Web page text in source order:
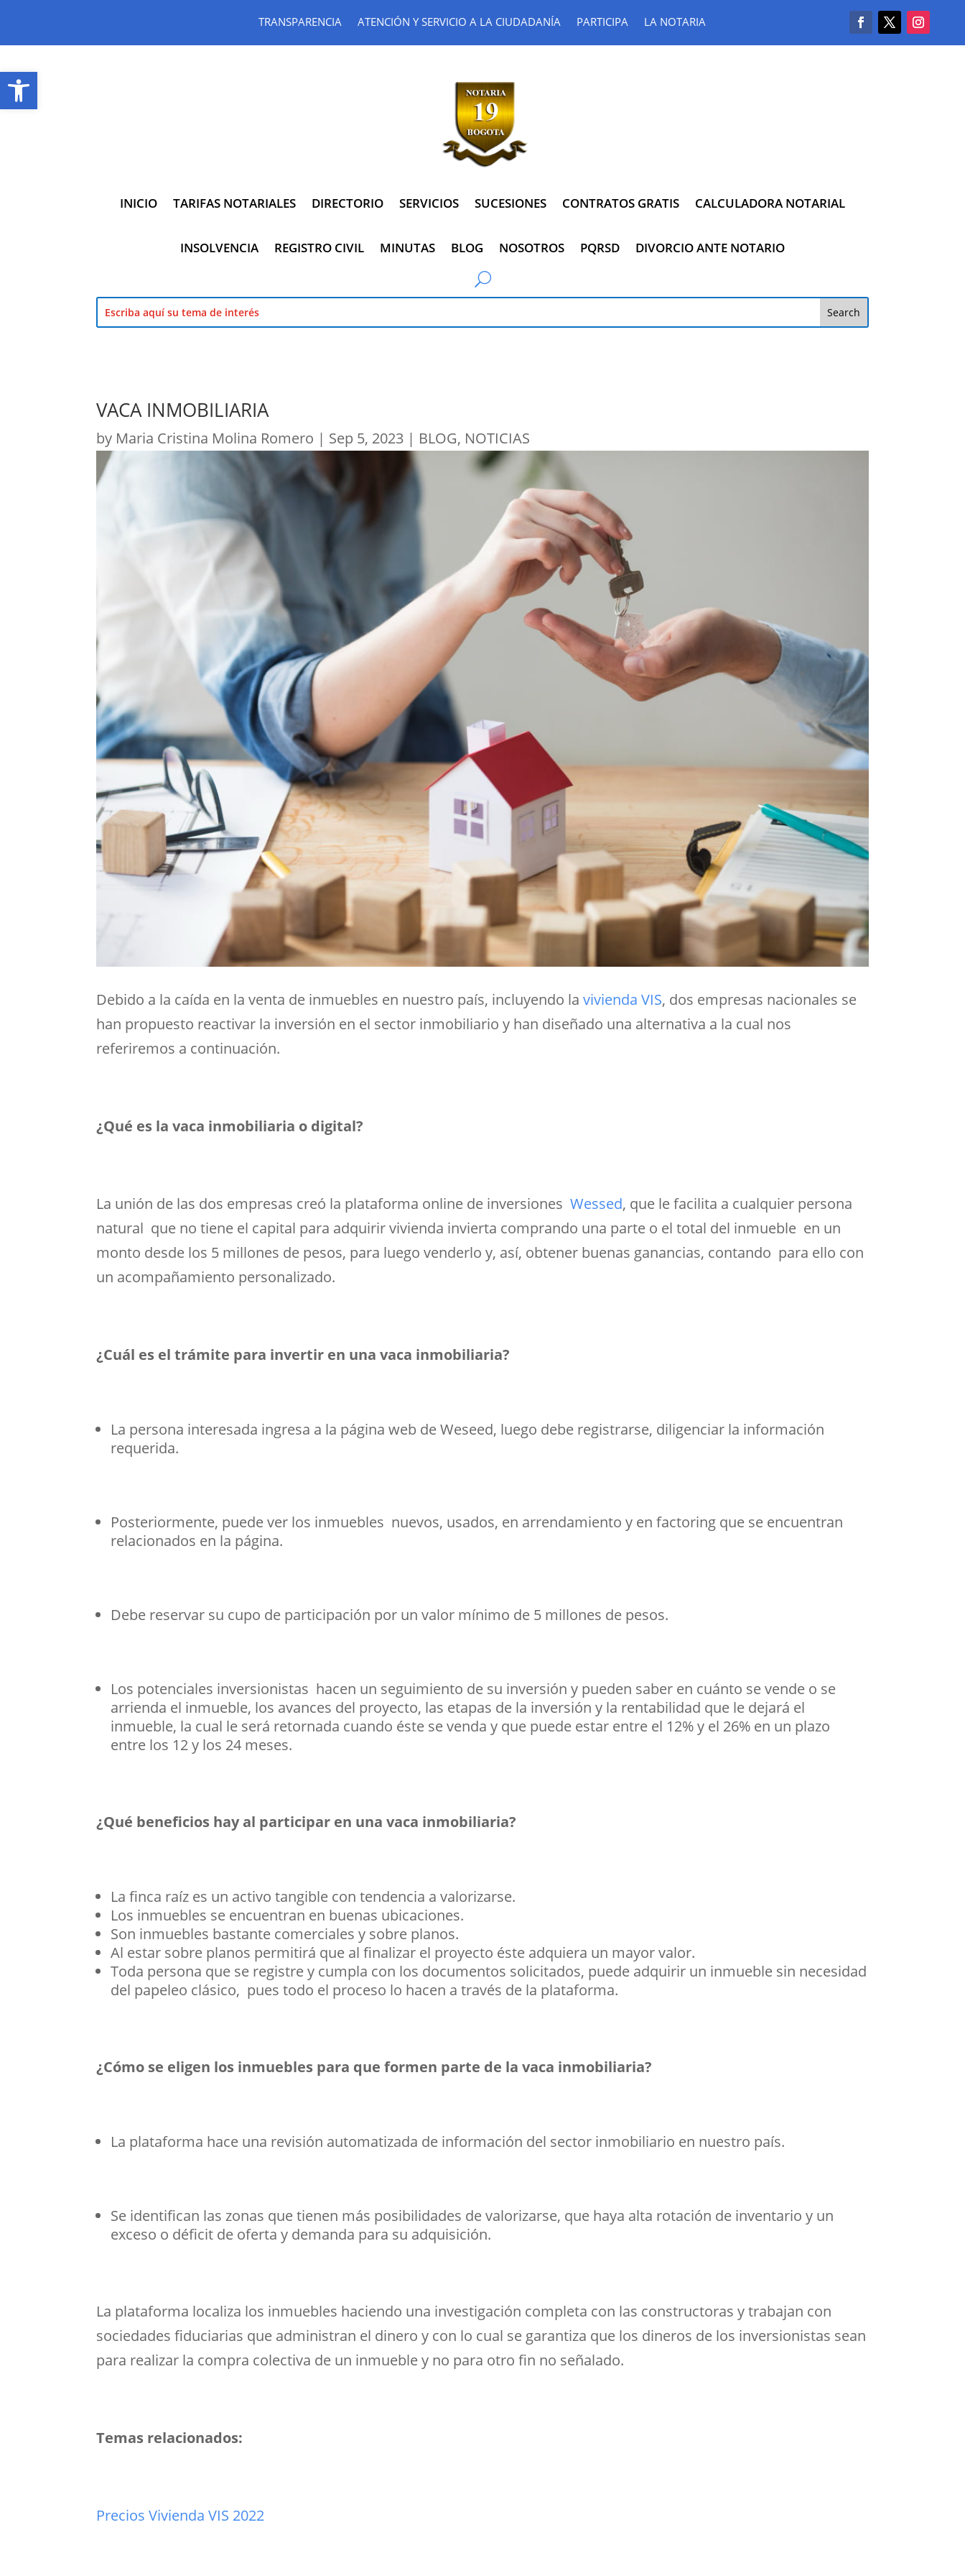
Abrir barra de herramientas
TRANSPARENCIA ATENCIÓN Y SERVICIO A LA CIUDADANÍA PARTICIPA LA NOTARIA
INICIO TARIFAS NOTARIALES DIRECTORIO SERVICIOS SUCESIONES CONTRATOS GRATIS CALCULADORA NOTARIAL
INSOLVENCIA REGISTRO CIVIL MINUTAS BLOG NOSOTROS PQRSD DIVORCIO ANTE NOTARIO
VACA INMOBILIARIA
by Maria Cristina Molina Romero | Sep 5, 2023 | BLOG, NOTICIAS
Debido a la caída en la venta de inmuebles en nuestro país, incluyendo lavivienda VIS, dos empresas nacionales se
han propuesto reactivar la inversión en el sector inmobiliario y han diseñado una alternativa a la cual nos
referiremos a continuación.
¿Qué es la vaca inmobiliaria o digital?
La unión de las dos empresas creó la plataforma online de inversionesWessed, que le facilita a cualquier persona
natural que no tiene el capital para adquirir vivienda invierta comprando una parte o el total del inmueble en un
monto desde los 5 millones de pesos, para luego venderlo y, así, obtener buenas ganancias, contando para ello con
un acompañamiento personalizado.
¿Cuál es el trámite para invertir en una vaca inmobiliaria?
La persona interesada ingresa a la página web de Weseed, luego debe registrarse, diligenciar la información
requerida.
Posteriormente, puede ver los inmuebles nuevos, usados, en arrendamiento y en factoring que se encuentran
relacionados en la página.
Debe reservar su cupo de participación por un valor mínimo de 5 millones de pesos.
Los potenciales inversionistas hacen un seguimiento de su inversión y pueden saber en cuánto se vende o se
arrienda el inmueble, los avances del proyecto, las etapas de la inversión y la rentabilidad que le dejará el
inmueble, la cual le será retornada cuando éste se venda y que puede estar entre el 12% y el 26% en un plazo
entre los 12 y los 24 meses.
¿Qué beneficios hay al participar en una vaca inmobiliaria?
La finca raíz es un activo tangible con tendencia a valorizarse.
Los inmuebles se encuentran en buenas ubicaciones.
Son inmuebles bastante comerciales y sobre planos.
Al estar sobre planos permitirá que al finalizar el proyecto éste adquiera un mayor valor.
Toda persona que se registre y cumpla con los documentos solicitados, puede adquirir un inmueble sin necesidad
del papeleo clásico, pues todo el proceso lo hacen a través de la plataforma.
¿Cómo se eligen los inmuebles para que formen parte de la vaca inmobiliaria?
La plataforma hace una revisión automatizada de información del sector inmobiliario en nuestro país.
Se identifican las zonas que tienen más posibilidades de valorizarse, que haya alta rotación de inventario y un
exceso o déficit de oferta y demanda para su adquisición.
La plataforma localiza los inmuebles haciendo una investigación completa con las constructoras y trabajan con
sociedades fiduciarias que administran el dinero y con lo cual se garantiza que los dineros de los inversionistas sean
para realizar la compra colectiva de un inmueble y no para otro fin no señalado.
Temas relacionados:
Precios Vivienda VIS 2022